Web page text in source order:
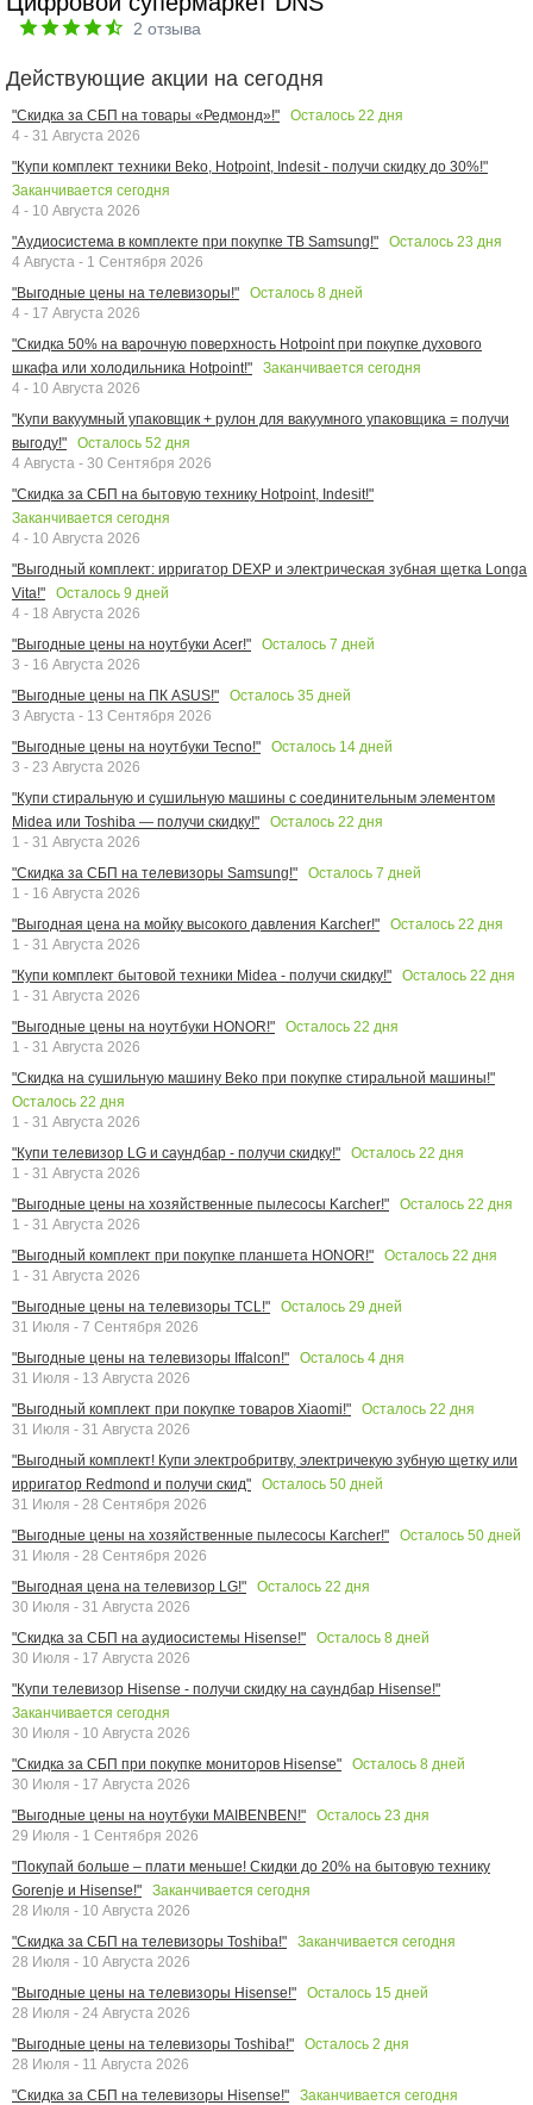
2 отзыва
Действующие акции на сегодня
"Скидка за СБП на товары «Редмонд»!" Осталось 22 дня
4 - 31 Августа 2026
"Купи комплект техники Beko, Hotpoint, Indesit - получи скидку до 30%!"
Заканчивается сегодня
4 - 10 Августа 2026
"Аудиосистема в комплекте при покупке ТВ Samsung!"
Осталось 23 дня
4 Августа - 1 Сентября 2026
"Выгодные цены на телевизоры!"
Осталось 8 дней
4 - 17 Августа 2026
"Скидка 50% на варочную поверхность Hotpoint при покупке духового
шкафа или холодильника Hotpoint!"
Заканчивается сегодня
4 - 10 Августа 2026
"Купи вакуумный упаковщик + рулон для вакуумного упаковщика = получи
выгоду!"
Осталось 52 дня
4 Августа - 30 Сентября 2026
"Скидка за СБП на бытовую технику Hotpoint, Indesit!"
Заканчивается сегодня
4 - 10 Августа 2026
"Выгодный комплект: ирригатор DEXP и электрическая зубная щетка Longa
Vita!"
Осталось 9 дней
4 - 18 Августа 2026
"Выгодные цены на ноутбуки Acer!"
Осталось 7 дней
3 - 16 Августа 2026
"Выгодные цены на ПК ASUS!"
Осталось 35 дней
3 Августа - 13 Сентября 2026
"Выгодные цены на ноутбуки Tecno!"
Осталось 14 дней
3 - 23 Августа 2026
"Купи стиральную и сушильную машины с соединительным элементом
Midea или Toshiba — получи скидку!"
Осталось 22 дня
1 - 31 Августа 2026
"Скидка за СБП на телевизоры Samsung!"
Осталось 7 дней
1 - 16 Августа 2026
"Выгодная цена на мойку высокого давления Karcher!"
Осталось 22 дня
1 - 31 Августа 2026
"Купи комплект бытовой техники Midea - получи скидку!"
Осталось 22 дня
1 - 31 Августа 2026
"Выгодные цены на ноутбуки HONOR!"
Осталось 22 дня
1 - 31 Августа 2026
"Скидка на сушильную машину Beko при покупке стиральной машины!"
Осталось 22 дня
1 - 31 Августа 2026
"Купи телевизор LG и саундбар - получи скидку!"
Осталось 22 дня
1 - 31 Августа 2026
"Выгодные цены на хозяйственные пылесосы Karcher!"
Осталось 22 дня
1 - 31 Августа 2026
"Выгодный комплект при покупке планшета HONOR!"
Осталось 22 дня
1 - 31 Августа 2026
"Выгодные цены на телевизоры TCL!"
Осталось 29 дней
31 Июля - 7 Сентября 2026
"Выгодные цены на телевизоры Iffalcon!"
Осталось 4 дня
31 Июля - 13 Августа 2026
"Выгодный комплект при покупке товаров Xiaomi!"
Осталось 22 дня
31 Июля - 31 Августа 2026
"Выгодный комплект! Купи электробритву, электричекую зубную щетку или
ирригатор Redmond и получи скид"
Осталось 50 дней
31 Июля - 28 Сентября 2026
"Выгодные цены на хозяйственные пылесосы Karcher!"
Осталось 50 дней
31 Июля - 28 Сентября 2026
"Выгодная цена на телевизор LG!"
Осталось 22 дня
30 Июля - 31 Августа 2026
"Скидка за СБП на аудиосистемы Hisense!"
Осталось 8 дней
30 Июля - 17 Августа 2026
"Купи телевизор Hisense - получи скидку на саундбар Hisense!"
Заканчивается сегодня
30 Июля - 10 Августа 2026
"Скидка за СБП при покупке мониторов Hisense"
Осталось 8 дней
30 Июля - 17 Августа 2026
"Выгодные цены на ноутбуки MAIBENBEN!"
Осталось 23 дня
29 Июля - 1 Сентября 2026
"Покупай больше – плати меньше! Скидки до 20% на бытовую технику
Gorenje и Hisense!"
Заканчивается сегодня
28 Июля - 10 Августа 2026
"Скидка за СБП на телевизоры Toshiba!"
Заканчивается сегодня
28 Июля - 10 Августа 2026
"Выгодные цены на телевизоры Hisense!"
Осталось 15 дней
28 Июля - 24 Августа 2026
"Выгодные цены на телевизоры Toshiba!"
Осталось 2 дня
28 Июля - 11 Августа 2026
"Скидка за СБП на телевизоры Hisense!"
Заканчивается сегодня